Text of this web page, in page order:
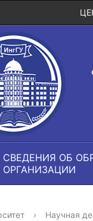
СВЕДЕНИЯ ОБ
ОРГАНИЗАЦИИ
› Научная